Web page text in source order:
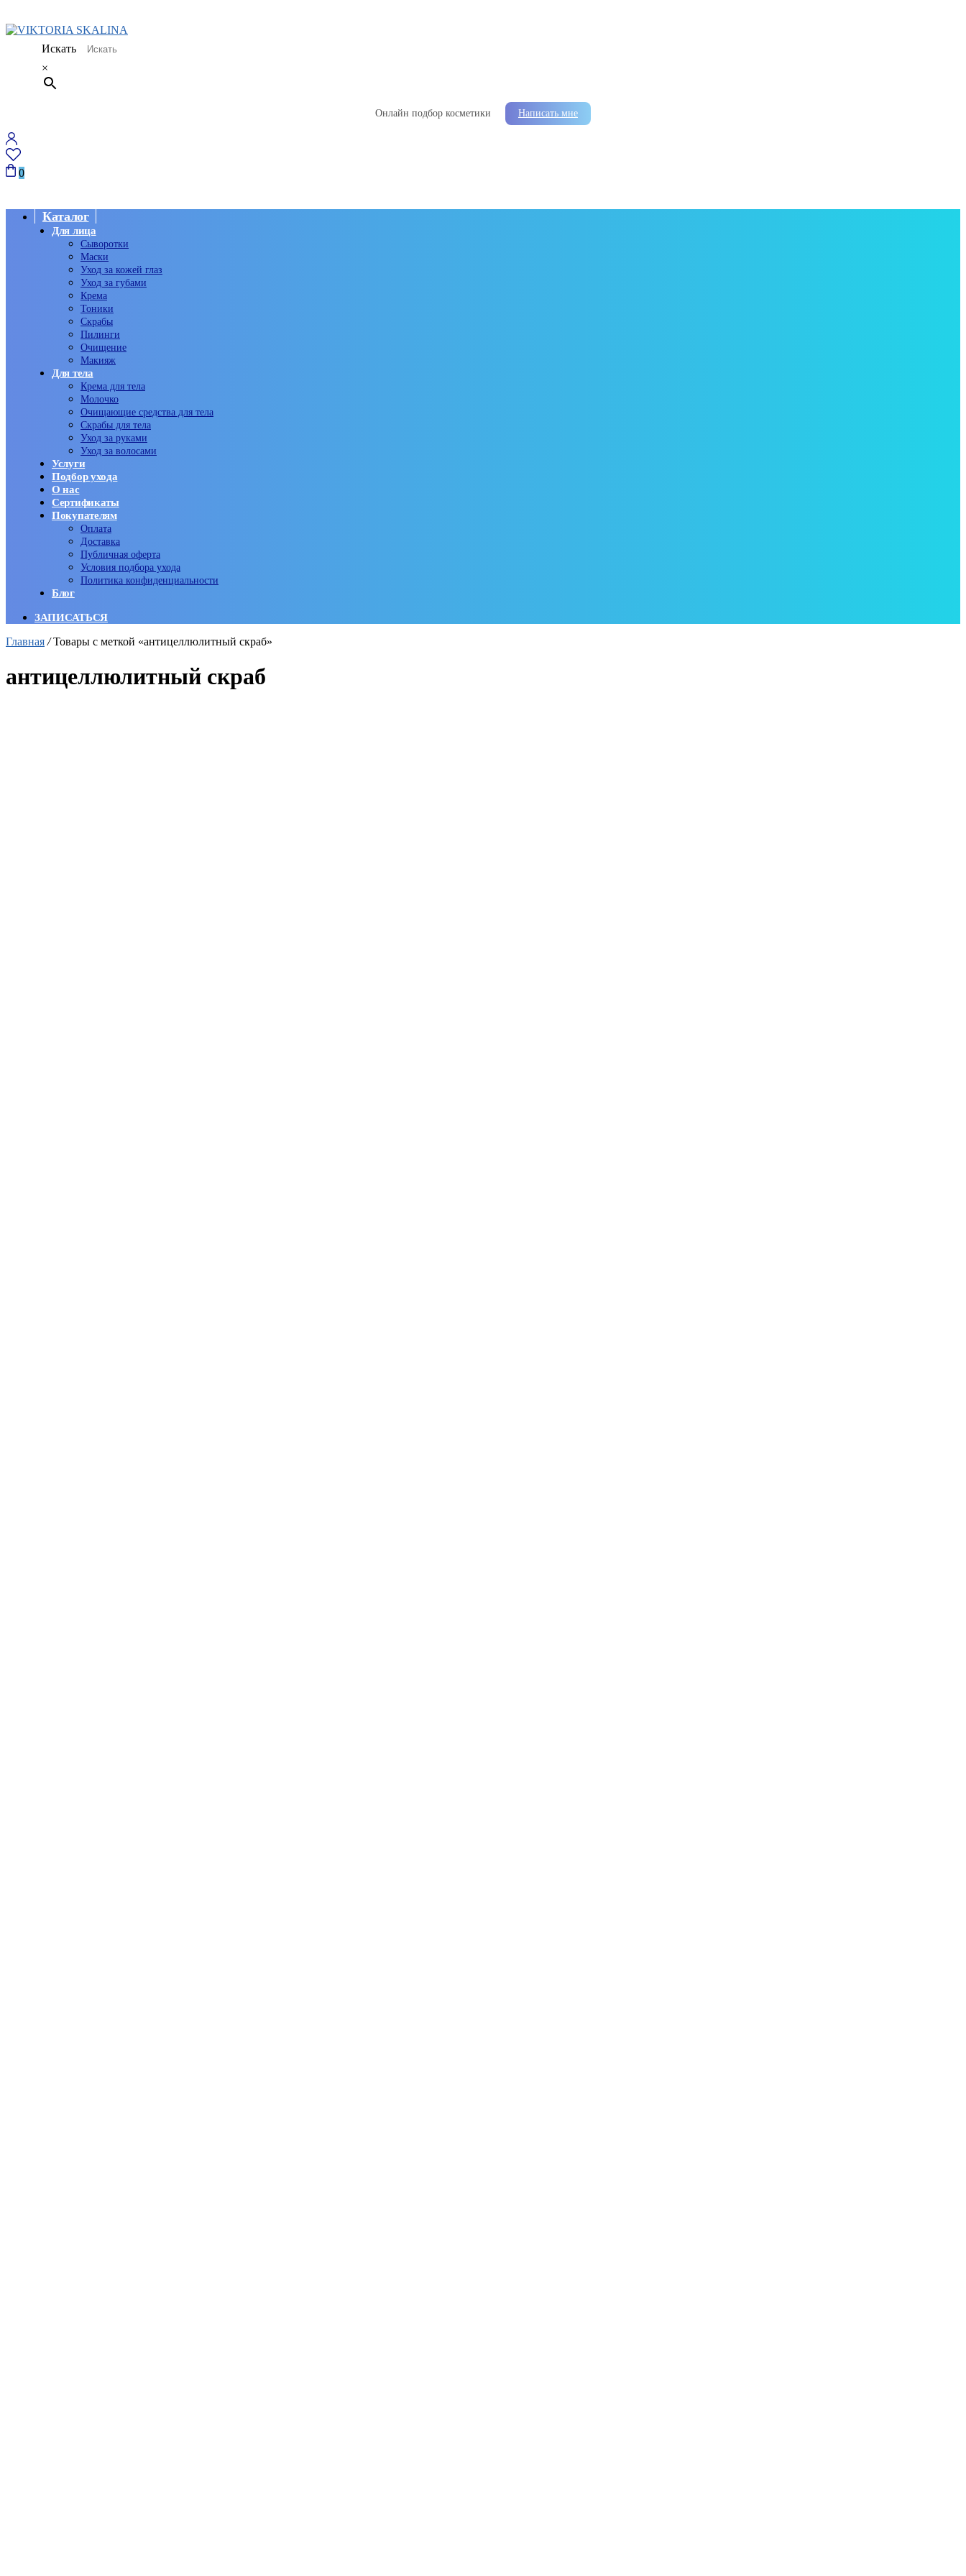
Искать
×
Онлайн подбор косметики Написать мне
0
Каталог
Для лица
Сыворотки
Маски
Уход за кожей глаз
Уход за губами
Крема
Тоники
Скрабы
Пилинги
Очищение
Макияж
Для тела
Крема для тела
Молочко
Очищающие средства для тела
Скрабы для тела
Уход за руками
Уход за волосами
Услуги
Подбор ухода
О нас
Сертификаты
Покупателям
Оплата
Доставка
Публичная оферта
Условия подбора ухода
Политика конфиденциальности
Блог
ЗАПИСАТЬСЯ
Главная /Товары с меткой «антицеллюлитный скраб»
антицеллюлитный скраб